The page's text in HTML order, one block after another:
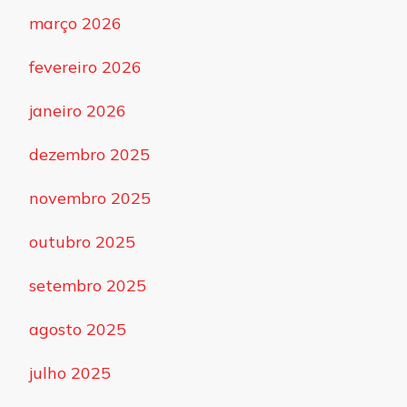
março 2026
fevereiro 2026
janeiro 2026
dezembro 2025
novembro 2025
outubro 2025
setembro 2025
agosto 2025
julho 2025